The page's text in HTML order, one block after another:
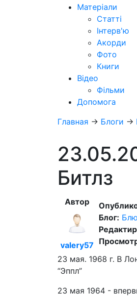
Матеріали
Статті
Інтерв'ю
Акорди
Фото
Книги
Відео
Фільми
Допомога
Главная → Блоги →
Битлз
Автор
valery57
Блог:
23 мая. 1968 г. В
“Эппл”
23 мая 1964 -